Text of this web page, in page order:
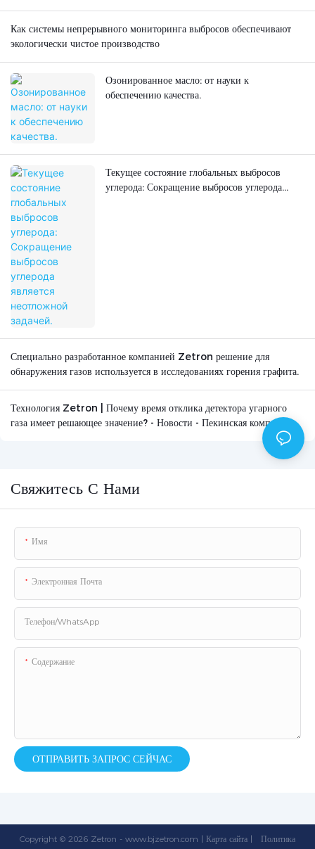
Как системы непрерывного мониторинга выбросов обеспечивают
экологически чистое производство
Озонированное масло: от науки к
обеспечению качества.
Текущее состояние глобальных выбросов
углерода: Сокращение выбросов углерода
Специально разработанное компанией Zetron решение для
обнаружения газов используется в исследованиях горения графита.
Технология Zetron | Почему время отклика детектора угарного
газа имеет решающее значение? - Новости - Пекинская компания
Свяжитесь С Нами
Имя
Электронная Почта
Телефон/WhatsApp
Содержание
ОТПРАВИТЬ ЗАПРОС СЕЙЧАС
Copyright © 2026 Zetron - www.bjzetron.com | Карта сайта |
Политика